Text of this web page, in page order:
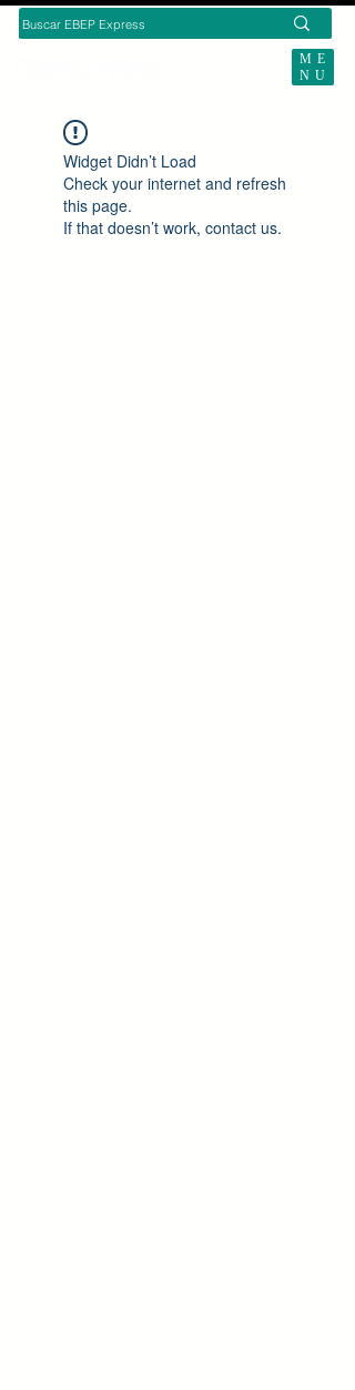
ME
NU
Widget Didn’t Load
Check your internet and refresh
this page.
If that doesn’t work, contact us.